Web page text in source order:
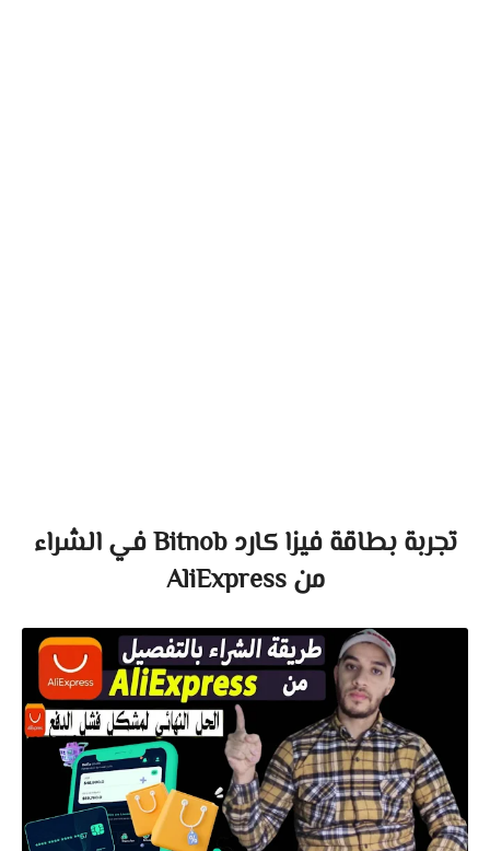
تجربة بطاقة فيزا كارد Bitnob في الشراء
من AliExpress